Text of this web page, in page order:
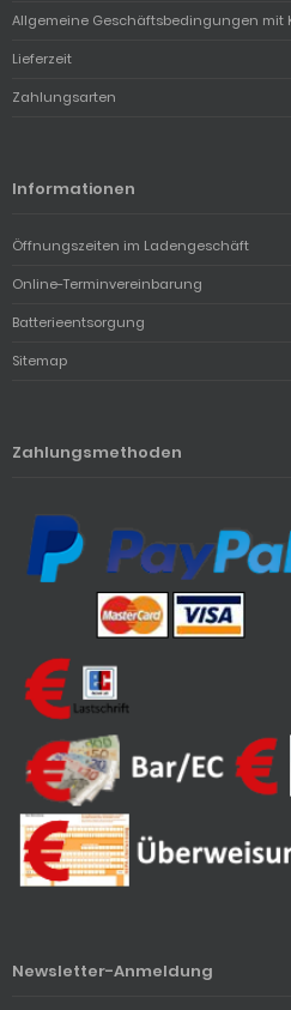
Allgemeine Geschäftsbedingungen mit
Lieferzeit
Zahlungsarten
Informationen
Öffnungszeiten im Ladengeschäft
Online-Terminvereinbarung
Batterieentsorgung
Sitemap
Zahlungsmethoden
Newsletter-Anmeldung